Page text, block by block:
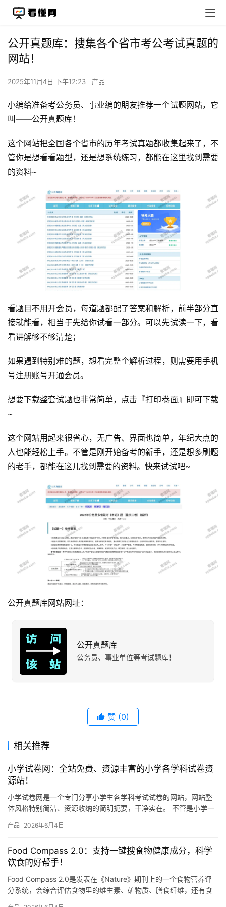
运
营
公开真题库：搜集各个省市考公考试真题的
网站！
2025年11月4日 下午12:23 产品
小编给准备考公务员、事业编的朋友推荐一个试题网站，它
叫——公开真题库！
这个网站把全国各个省市的历年考试真题都收集起来了，不
管你是想看看题型，还是想系统练习，都能在这里找到需要
的资料~
看题目不用开会员，每道题都配了答案和解析，前半部分直
接就能看，相当于先给你试看一部分。可以先试读一下，看
看讲解够不够清楚；
如果遇到特别难的题，想看完整个解析过程，则需要用手机
号注册账号开通会员。
想要下载整套试题也非常简单，点击『打印卷面』即可下载
~
这个网站用起来很省心，无广告、界面也简单，年纪大点的
人也能轻松上手。不管是刚开始备考的新手，还是想多刷题
的老手，都能在这儿找到需要的资料。快来试试吧~
公开真题库网站网址：
公开真题库
公务员、事业单位等考试题库！
赞 (0)
相关推荐
小学试卷网：全站免费、资源丰富的小学各学科试卷资
源站！
小学试卷网是一个专门分享小学生各学科考试试卷的网站，网站整
体风格特别简洁、资源收纳的简明扼要，干净实在。 不管是小学一
都有…
产品 2026年6月4日
Food Compass 2.0：支持一键搜食物健康成分，科学
饮食的好帮手！
Food Compass 2.0是发表在《Nature》期刊上的一个食物营养评
分系统，会综合评估食物里的维生素、矿物质、膳食纤维，还有食